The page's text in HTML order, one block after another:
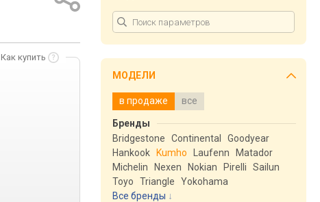
Как купить
МОДЕЛИ
в продаже все
Бренды
Bridgestone
Continental
Goodyear
Hankook
Kumho Laufenn
Matador
Michelin
Nexen Nokian Pirelli
Sailun
Toyo
Triangle
Yokohama
Все бренды